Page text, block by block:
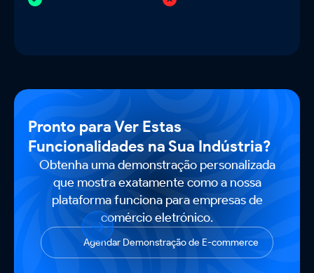
Pronto para Ver Estas
Funcionalidades na Sua Indústria?
Obtenha uma demonstração personalizada
que mostra exatamente como a nossa
plataforma funciona para empresas de
comércio eletrónico.
Agendar Demonstração de E-commerce